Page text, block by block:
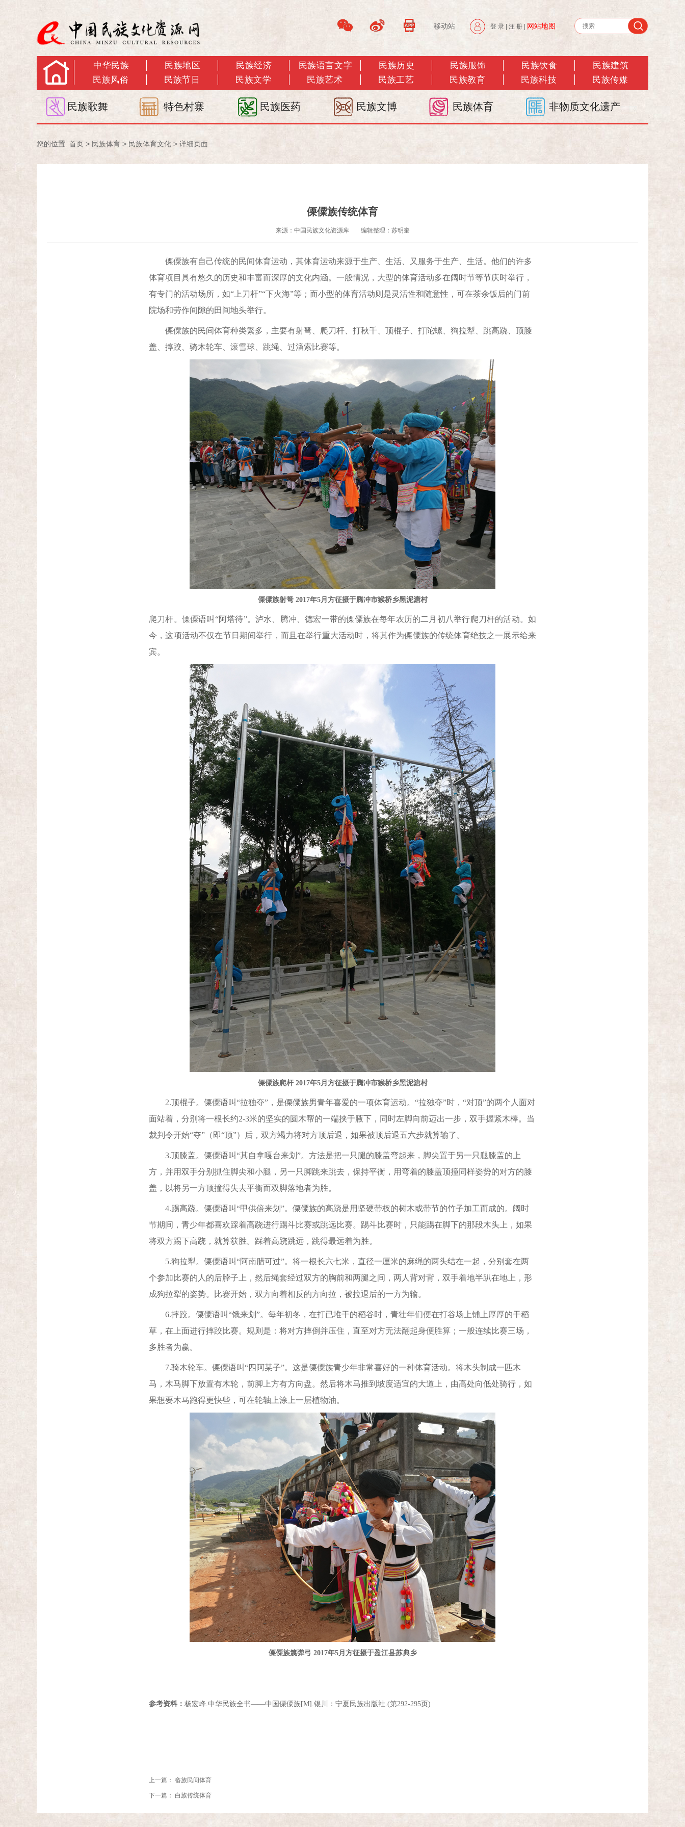
移动站 登 录 注 册 网站地图
中华民族 民族地区 民族经济 民族语言文字 民族历史 民族服饰 民族饮食
民族建筑
民族风俗
民族节日 民族文学 民族艺术 民族工艺 民族教育 民族科技 民族传媒
民族歌舞 特色村寨 民族医药 民族文博 民族体育 非物质文化遗产
您的位置: 首页 > 民族体育 > 民族体育文化 > 详细页面
傈僳族传统体育
来源：中国民族文化资源库 编辑整理：苏明奎
傈僳族有自己传统的民间体育运动，其体育运动来源于生产、生活、又服务于生产、生活。他们的许多
体育项目具有悠久的历史和丰富而深厚的文化内涵。一般情况，大型的体育活动多在阔时节等节庆时举行，
有专门的活动场所，如“上刀杆”“下火海”等；而小型的体育活动则是灵活性和随意性，可在茶余饭后的门前
院场和劳作间隙的田间地头举行。
傈僳族的民间体育种类繁多，主要有射弩、爬刀杆、打秋千、顶棍子、打陀螺、狗拉犁、跳高跷、顶膝
盖、摔跤、骑木轮车、滚雪球、跳绳、过溜索比赛等。
傈僳族射弩 2017年5月方征摄于腾冲市猴桥乡黑泥溏村
爬刀杆。傈僳语叫“阿塔待”。泸水、腾冲、德宏一带的傈僳族在每年农历的二月初八举行爬刀杆的活动。如
今，这项活动不仅在节日期间举行，而且在举行重大活动时，将其作为傈僳族的传统体育绝技之一展示给来
宾。
傈僳族爬杆 2017年5月方征摄于腾冲市猴桥乡黑泥溏村
2.顶棍子。傈僳语叫“拉独夺”，是傈僳族男青年喜爱的一项体育运动。“拉独夺”时，“对顶”的两个人面对
面站着，分别将一根长约2-3米的坚实的圆木帮的一端挟于腋下，同时左脚向前迈出一步，双手握紧木棒。当
裁判令开始“夺”（即“顶”）后，双方竭力将对方顶后退，如果被顶后退五六步就算输了。
3.顶膝盖。傈僳语叫“其自拿嘎台来划”。方法是把一只腿的膝盖弯起来，脚尖置于另一只腿膝盖的上
方，并用双手分别抓住脚尖和小腿，另一只脚跳来跳去，保持平衡，用弯着的膝盖顶撞同样姿势的对方的膝
盖，以将另一方顶撞得失去平衡而双脚落地者为胜。
4.踢高跷。傈僳语叫“甲供倍来划”。傈僳族的高跷是用坚硬带杈的树木或带节的竹子加工而成的。阔时
节期间，青少年都喜欢踩着高跷进行踢斗比赛或跳远比赛。踢斗比赛时，只能踢在脚下的那段木头上，如果
将双方踢下高跷，就算获胜。踩着高跷跳远，跳得最远着为胜。
5.狗拉犁。傈僳语叫“阿南腊可过”。将一根长六七米，直径一厘米的麻绳的两头结在一起，分别套在两
个参加比赛的人的后脖子上，然后绳套经过双方的胸前和两腿之间，两人背对背，双手着地半趴在地上，形
成狗拉犁的姿势。比赛开始，双方向着相反的方向拉，被拉退后的一方为输。
6.摔跤。傈僳语叫“饿来划”。每年初冬，在打已堆干的稻谷时，青壮年们便在打谷场上铺上厚厚的干稻
草，在上面进行摔跤比赛。规则是：将对方摔倒并压住，直至对方无法翻起身便胜算；一般连续比赛三场，
多胜者为赢。
7.骑木轮车。傈僳语叫“四阿某子”。这是傈僳族青少年非常喜好的一种体育活动。将木头制成一匹木
马，木马脚下放置有木轮，前脚上方有方向盘。然后将木马推到坡度适宜的大道上，由高处向低处骑行，如
果想要木马跑得更快些，可在轮轴上涂上一层植物油。
傈僳族篾弹弓 2017年5月方征摄于盈江县苏典乡
参考资料： 杨宏峰.中华民族全书——中国傈僳族[M].银川：宁夏民族出版社.(第292-295页)
上一篇： 畲族民间体育
下一篇： 白族传统体育